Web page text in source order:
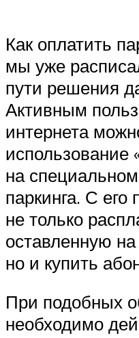
Как оплатить
мы уже
пути решения
Активным
интернета
использование
на
паркинга. С
не только
оставленную
но и купить
При подобных
необходимо